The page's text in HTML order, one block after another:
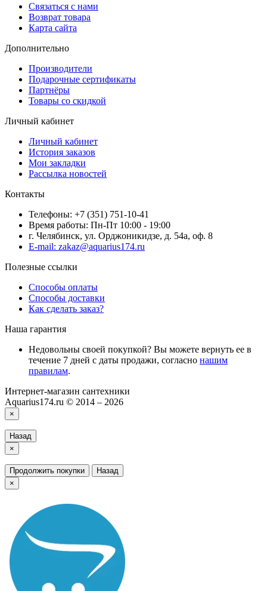
Связаться с нами
Возврат товара
Карта сайта
Дополнительно
Производители
Подарочные сертификаты
Партнёры
Товары со скидкой
Личный кабинет
Личный кабинет
История заказов
Мои закладки
Рассылка новостей
Контакты
Телефоны: +7 (351) 751-10-41
Время работы: Пн-Пт 10:00 - 19:00
г. Челябинск, ул. Орджоникидзе, д. 54а, оф. 8
E-mail: zakaz@aquarius174.ru
Полезные ссылки
Способы оплаты
Способы доставки
Как сделать заказ?
Наша гарантия
Недовольны своей покупкой? Вы можете вернуть ее в
течение 7 дней с даты продажи, согласно нашим
правилам.
Интернет-магазин сантехники
Aquarius174.ru © 2014 – 2026
×
Назад
×
Продолжить покупки
Назад
×